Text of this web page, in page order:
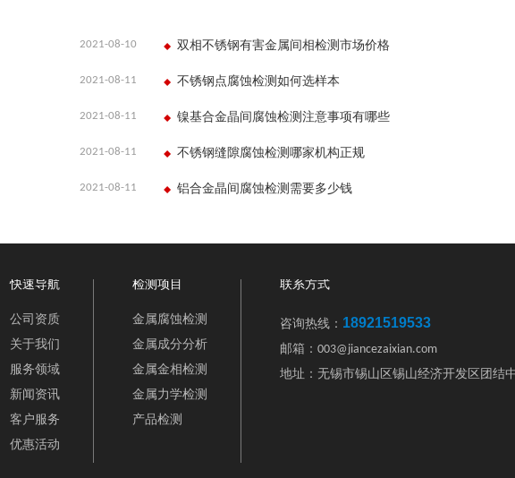
2021-08-10 双相不锈钢有害金属间相检测市场价格
2021-08-11 不锈钢点腐蚀检测如何选样本
2021-08-11 镍基合金晶间腐蚀检测注意事项有哪些
2021-08-11 不锈钢缝隙腐蚀检测哪家机构正规
2021-08-11 铝合金晶间腐蚀检测需要多少钱
快速导航
公司资质
关于我们
服务领域
新闻资讯
客户服务
优惠活动
检测项目
金属腐蚀检测
金属成分分析
金属金相检测
金属力学检测
产品检测
联系方式
咨询热线： 18921519533
邮箱：003@jiancezaixian.com
地址：无锡市锡山区锡山经济开发区团结